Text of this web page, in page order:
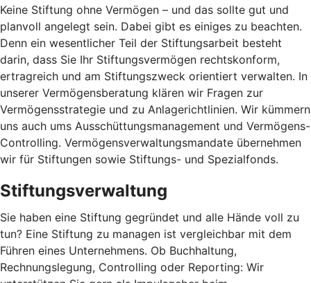
Keine Stiftung ohne Vermögen – und das sollte gut und
planvoll angelegt sein. Dabei gibt es einiges zu beachten.
Denn ein wesentlicher Teil der Stiftungsarbeit besteht
darin, dass Sie Ihr Stiftungsvermögen rechtskonform,
ertragreich und am Stiftungszweck orientiert verwalten. In
unserer Vermögensberatung klären wir Fragen zur
Vermögensstrategie und zu Anlagerichtlinien. Wir kümmern
uns auch ums Ausschüttungsmanagement und Vermögens-
Controlling. Vermögensverwaltungsmandate übernehmen
wir für Stiftungen sowie Stiftungs- und Spezialfonds.
Stiftungsverwaltung
Sie haben eine Stiftung gegründet und alle Hände voll zu
tun? Eine Stiftung zu managen ist vergleichbar mit dem
Führen eines Unternehmens. Ob Buchhaltung,
Rechnungslegung, Controlling oder Reporting: Wir